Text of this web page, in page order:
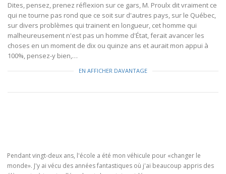
Dites, pensez, prenez réflexion sur ce gars, M. Proulx dit vraiment ce
qui ne tourne pas rond que ce soit sur d'autres pays, sur le Québec,
sur divers problèmes qui trainent en longueur, cet homme qui
malheureusement n'est pas un homme d'État, ferait avancer les
choses en un moment de dix ou quinze ans et aurait mon appui à
100%, pensez-y bien,…
EN AFFICHER DAVANTAGE
Pendant vingt-deux ans, l'école a été mon véhicule pour «changer le
monde». J'y ai vécu des années fantastiques où j'ai beaucoup appris des